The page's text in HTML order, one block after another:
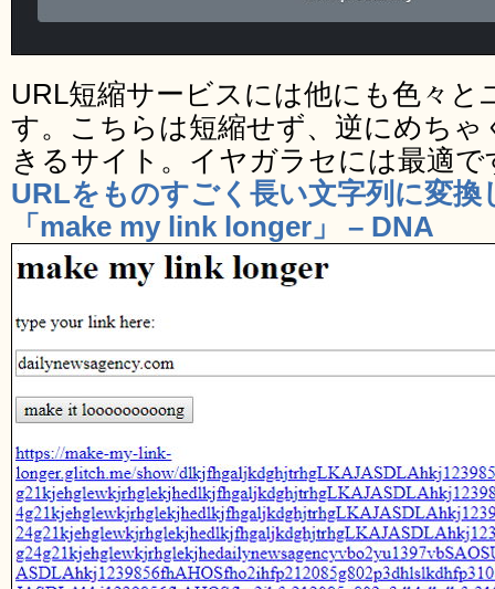
URL短縮サービスには他にも色々
す。こちらは短縮せず、逆にめちゃ
きるサイト。イヤガラセには最適で
URLをものすごく長い文字列に変
「make my link longer」 – DNA